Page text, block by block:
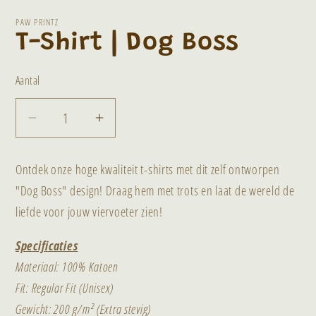
PAW PRINTZ
T-Shirt | Dog Boss
Aantal
voor
T-
Shirt
Dog
Boss
Aantal
voor
T-
Shirt
Boss
Ontdek onze hoge kwaliteit t-shirts met dit zelf ontworpen
"Dog Boss" design! Draag hem met trots en laat de wereld de
liefde voor jouw viervoeter zien!
Specificaties
Materiaal: 100% Katoen
Fit: Regular Fit (Unisex)
Gewicht: 200 g/m² (Extra stevig)